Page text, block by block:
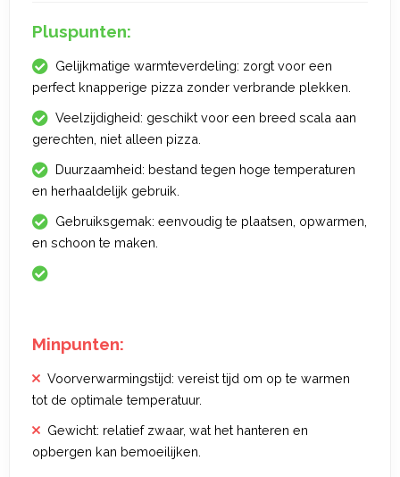
Pluspunten:
Gelijkmatige warmteverdeling: zorgt voor een
perfect knapperige pizza zonder verbrande plekken.
Veelzijdigheid: geschikt voor een breed scala aan
gerechten, niet alleen pizza.
Duurzaamheid: bestand tegen hoge temperaturen
en herhaaldelijk gebruik.
Gebruiksgemak: eenvoudig te plaatsen, opwarmen,
en schoon te maken.
Minpunten:
Voorverwarmingstijd: vereist tijd om op te warmen
tot de optimale temperatuur.
Gewicht: relatief zwaar, wat het hanteren en
opbergen kan bemoeilijken.